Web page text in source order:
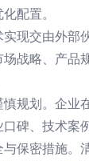
配置。
实现交由外部
战略、产品
规划。企业
碑、技术案
保密措施。